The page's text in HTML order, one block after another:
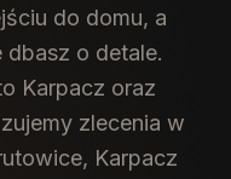
do domu, a
o detale.
Karpacz oraz
zlecenia w
Karpacz